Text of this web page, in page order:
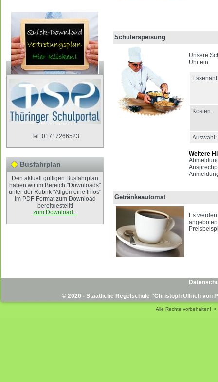
Schülerspeisung
Unsere
Uhr ein.
Kosten:
Auswahl:
Weitere
Getränkeautomat
Es
Schulförderverein
Vorsitzender des
Schulfördervereins Grund- und
Regelschule:
Sandra Götze
Gebersdorfer Straße 12 a
98743 Gräfenthal
Tel: 01717266523
Busfahrplan
Den aktuell gültigen Busfahrplan
haben wir im Bereich "Downloads"
unter der Rubrik "Allgemeine Infos"
im PDF-Format zum Download
bereitgestellt!
zum Download...
© 2026 - Staatliche Regelschule "Christoph Ullrich von
Alle Rechte vorbehalten!